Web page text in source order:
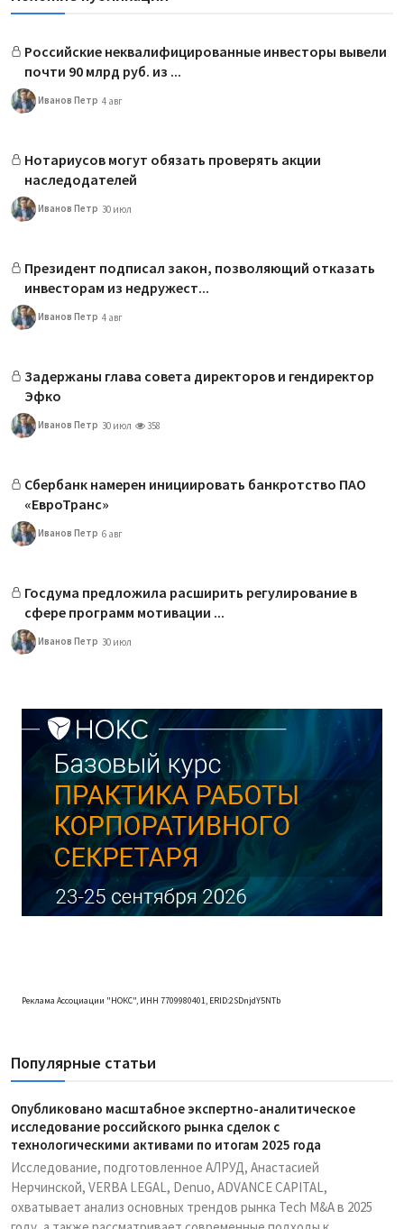
Российские неквалифицированные инвесторы вывели
почти 90 млрд руб. из ...
Иванов Петр 4 авг
Нотариусов могут обязать проверять акции
наследодателей
Иванов Петр 30 июл
Президент подписал закон, позволяющий отказать
инвесторам из недружест...
Иванов Петр 4 авг
Задержаны глава совета директоров и гендиректор
Эфко
Иванов Петр 30 июл 358
Сбербанк намерен инициировать банкротство ПАО
«ЕвроТранс»
Иванов Петр 6 авг
Госдума предложила расширить регулирование в
сфере программ мотивации ...
Иванов Петр 30 июл
Реклама Ассоциации "НОКС", ИНН 7709980401, ERID:2SDnjdY5NTb
Популярные статьи
Опубликовано масштабное экспертно-аналитическое
исследование российского рынка сделок с
технологическими активами по итогам 2025 года
Исследование, подготовленное АЛРУД, Анастасией
Нерчинской, VERBA LEGAL, Denuo, ADVANCE CAPITAL,
охватывает анализ основных трендов рынка Tech M&A в 2025